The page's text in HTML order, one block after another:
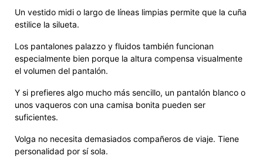
Un vestido midi o largo de líneas limpias permite que la cuña
estilice la silueta.
Los pantalones palazzo y fluidos también funcionan
especialmente bien porque la altura compensa visualmente
el volumen del pantalón.
Y si prefieres algo mucho más sencillo, un pantalón blanco o
unos vaqueros con una camisa bonita pueden ser
suficientes.
Volga no necesita demasiados compañeros de viaje. Tiene
personalidad por sí sola.